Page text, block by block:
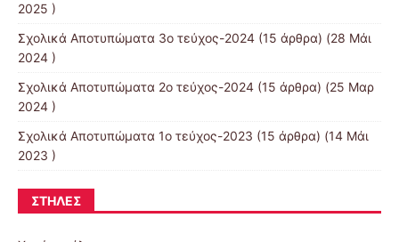
2025 )
Σχολικά Αποτυπώματα 3ο τεύχος-2024 (15 άρθρα) (28 Μάι
2024 )
Σχολικά Αποτυπώματα 2ο τεύχος-2024 (15 άρθρα) (25 Μαρ
2024 )
Σχολικά Αποτυπώματα 1ο τεύχος-2023 (15 άρθρα) (14 Μάι
2023 )
ΣΤΉΛΕΣ